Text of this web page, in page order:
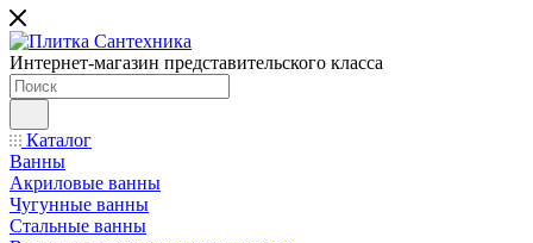
Интернет-магазин представительского класса
Каталог
Ванны
Акриловые ванны
Чугунные ванны
Стальные ванны